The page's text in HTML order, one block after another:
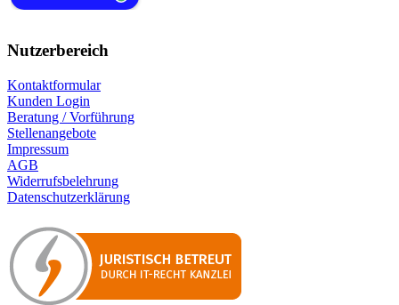
Nutzerbereich
Kontaktformular
Kunden Login
Beratung / Vorführung
Stellenangebote
Impressum
AGB
Widerrufsbelehrung
Datenschutzerklärung